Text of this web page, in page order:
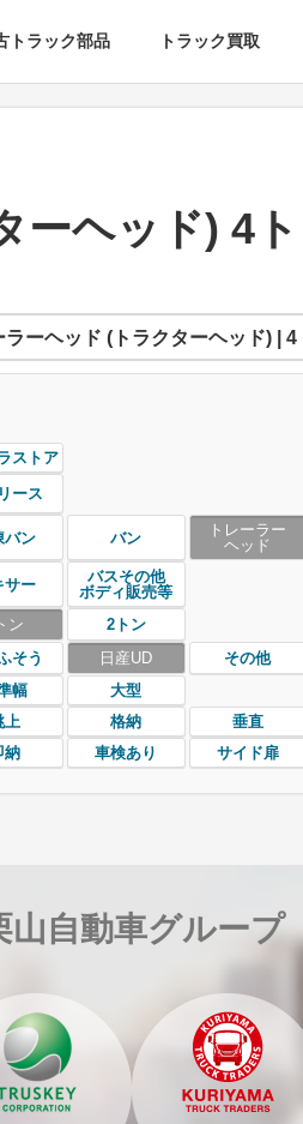
トラック部品 トラック買取
ーヘッド) 4
ラーヘッド (トラクターヘッド) |
ストア
ース
バン バン
トレーラー
ヘッド
サー
バスその他
ボディ販売等
ン
2トン
そう 日産UD
その他
幅
大型
上 格納 垂直
納 車検あり サイド扉
山自動車グループ